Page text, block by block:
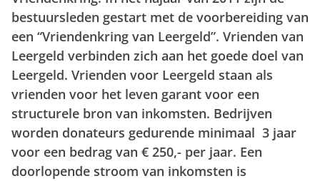
bestuursleden gestart met de voorbereiding van
een “Vriendenkring van Leergeld”. Vrienden van
Leergeld verbinden zich aan het goede doel van
Leergeld. Vrienden voor Leergeld staan als
vrienden voor het leven garant voor een
structurele bron van inkomsten. Bedrijven
worden donateurs gedurende minimaal 3 jaar
voor een bedrag van € 250,- per jaar. Een
doorlopende stroom van inkomsten is